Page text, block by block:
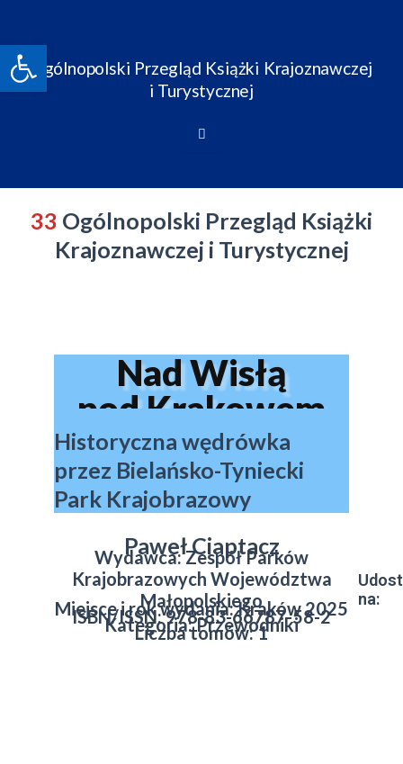
content
Ogólnopolski Przegląd Książki Krajoznawczej
i Turystycznej
33 Ogólnopolski Przegląd Książki
Krajoznawczej i Turystycznej
Nad Wisłą
pod Krakowem
Historyczna wędrówka
przez Bielańsko-Tyniecki
Park Krajobrazowy
Paweł Ciaptacz
Wydawca: Zespół Parków
Krajobrazowych Województwa
Małopolskiego
Miejsce i rok wydania: Kraków 2025
ISBN/ISSN: 978-83-66787-58-2
Kategoria: Przewodniki
Liczba tomów: 1
na:
Open toolbar